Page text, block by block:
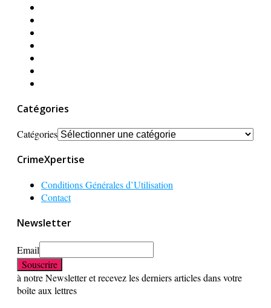
Catégories
Catégories
CrimeXpertise
Conditions Générales d’Utilisation
Contact
Newsletter
Email
à notre Newsletter et recevez les derniers articles dans votre
boîte aux lettres